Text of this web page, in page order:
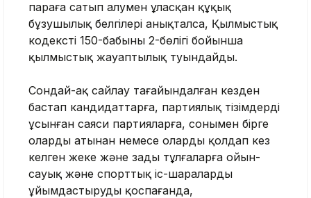
параға сатып алумен ұласқан құқық
бұзушылық белгілері анықталса, Қылмыстық
кодекстің 150-бабының 2-бөлігі бойынша
қылмыстық жауаптылық туындайды.
Сондай-ақ сайлау тағайындалған кезден
бастап кандидаттарға, партиялық тізімдерді
ұсынған саяси партияларға, сонымен бірге
олардың атынан немесе оларды қолдап кез
келген жеке және заңды тұлғаларға ойын-
сауық және спорттық іс-шараларды
ұйымдастыруды қоспағанда,